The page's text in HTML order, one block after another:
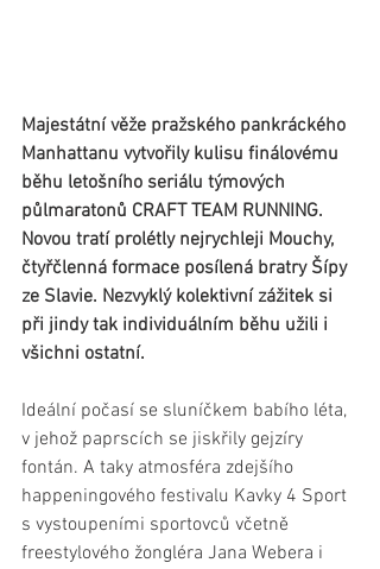
Majestátní věže pražského pankráckého
Manhattanu vytvořily kulisu finálovému
běhu letošního seriálu týmových
půlmaratonů CRAFT TEAM RUNNING.
Novou tratí prolétly nejrychleji Mouchy,
čtyřčlenná formace posílená bratry Šípy
ze Slavie. Nezvyklý kolektivní zážitek si
při jindy tak individuálním běhu užili i
všichni ostatní.
Ideální počasí se sluníčkem babího léta,
v jehož paprscích se jiskřily gejzíry
fontán. A taky atmosféra zdejšího
happeningového festivalu Kavky 4 Sport
s vystoupeními sportovců včetně
freestylového žongléra Jana Webera i